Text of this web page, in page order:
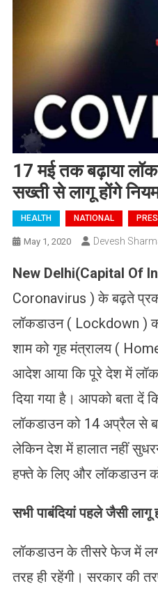
17 मई तक बढ़ाया
सख्ती से लागू होंगे
HEALTH NATIONAL
May 1, 2020 Devesh
New Delhi(Capital Of
Coronavirus ) के बढ़ते
लॉकडाउन ( Lockdown )
शाम को गृह मंत्रालय (
आदेश आया कि पूरे देश में
दिया गया है। आपको बता दें
लॉकडाउन को 14 अप्रैल से
लेकिन देश में हालात नहीं
हफ्ते के लिए और लॉकडाउन
सभी पाबंदियां पहले जैसी लागू
लॉकडाउन के तीसरे फेज में
तरह ही रहेंगी। सरकार की